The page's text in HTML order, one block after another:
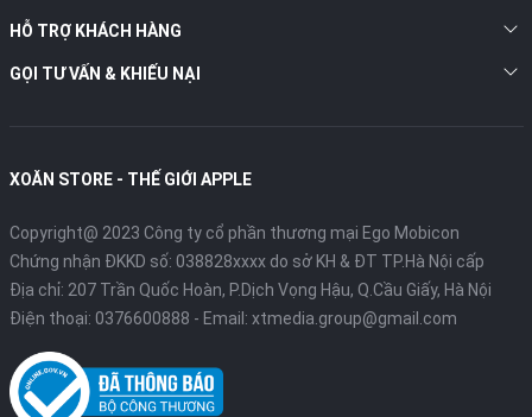
HỖ TRỢ KHÁCH HÀNG
GỌI TƯ VẤN & KHIẾU NẠI
XOĂN STORE - THẾ GIỚI APPLE
Copyright@ 2023 Công ty cổ phần thương mại Ego Mobicon
Chứng nhận ĐKKD số: 038828xxxx do sở KH & ĐT TP.Hà Nội cấp
Địa chỉ: 207 Trần Quốc Hoàn, P.Dịch Vọng Hậu, Q.Cầu Giấy, Hà Nội
Điện thoại: 0376600888 - Email: xtmedia.group@gmail.com